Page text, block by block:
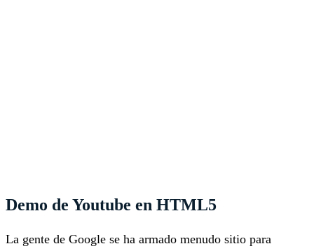
Demo de Youtube en HTML5
La gente de Google se ha armado menudo sitio para